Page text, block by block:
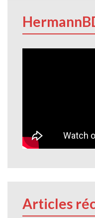
Articles